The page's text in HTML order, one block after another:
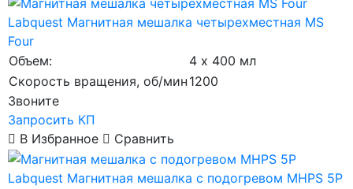
Labquest Магнитная мешалка четырехместная MS
Four
Объем:
4 х 400 мл
Скорость вращения, об/мин 1200
Звоните
Запросить КП
В Избранное
Сравнить
Labquest Магнитная мешалка с подогревом MHPS 5P